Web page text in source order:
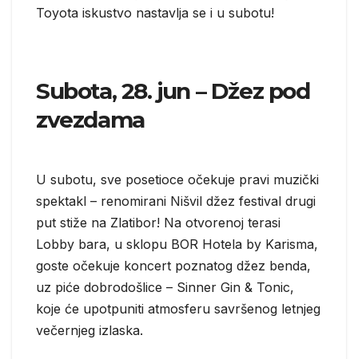
Toyota iskustvo nastavlja se i u subotu!
Subota, 28. jun – Džez pod
zvezdama
U subotu, sve posetioce očekuje pravi muzički
spektakl – renomirani Nišvil džez festival drugi
put stiže na Zlatibor! Na otvorenoj terasi
Lobby bara, u sklopu BOR Hotela by Karisma,
goste očekuje koncert poznatog džez benda,
uz piće dobrodošlice – Sinner Gin & Tonic,
koje će upotpuniti atmosferu savršenog letnjeg
večernjeg izlaska.